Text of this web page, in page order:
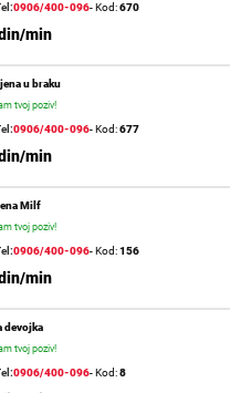
0906/400-096- Kod:670
min
u braku
tvoj poziv!
0906/400-096- Kod:677
min
Milf
tvoj poziv!
0906/400-096- Kod:156
min
devojka
tvoj poziv!
0906/400-096- Kod:8